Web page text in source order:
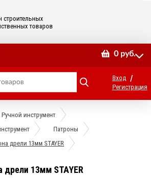
строительных
товаров
0 руб.
Вход /
Регистрация
Ручной инструмент
Патроны
дрели 13мм STAYER
13мм STAYER